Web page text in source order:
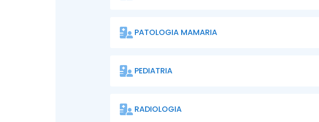
PATOLOGIA MAMARIA
PEDIATRIA
RADIOLOGIA